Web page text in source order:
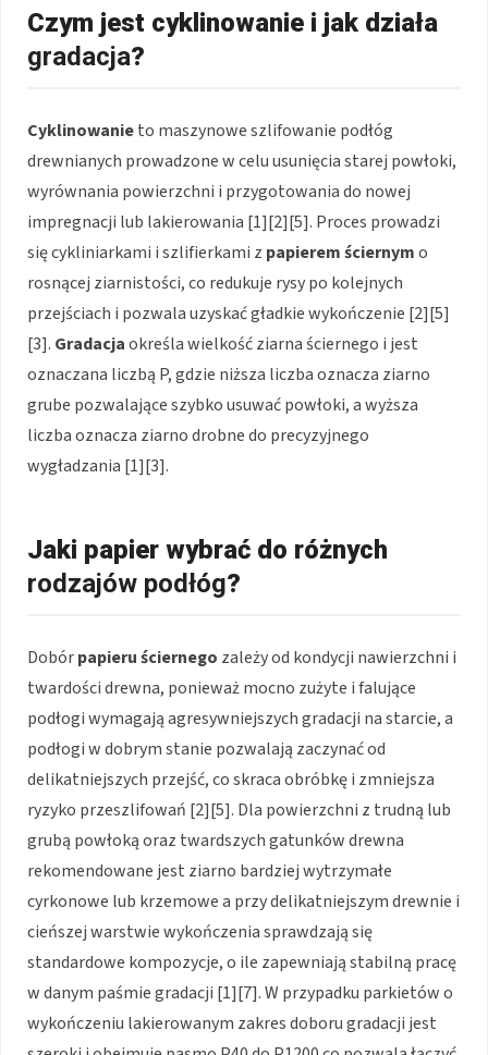
Czym jest cyklinowanie i jak działa
gradacja?
Cyklinowanieto maszynowe szlifowanie podłóg
drewnianych prowadzone w celu usunięcia starej powłoki,
wyrównania powierzchni i przygotowania do nowej
impregnacji lub lakierowania [1][2][5]. Proces prowadzi
się cykliniarkami i szlifierkami z papierem ściernymo
rosnącej ziarnistości, co redukuje rysy po kolejnych
przejściach i pozwala uzyskać gładkie wykończenie [2][5]
[3]. Gradacjaokreśla wielkość ziarna ściernego i jest
oznaczana liczbą P, gdzie niższa liczba oznacza ziarno
grube pozwalające szybko usuwać powłoki, a wyższa
liczba oznacza ziarno drobne do precyzyjnego
wygładzania [1][3].
Jaki papier wybrać do różnych
rodzajów podłóg?
Dobórpapieru ściernego zależy od kondycji nawierzchni i
twardości drewna, ponieważ mocno zużyte i falujące
podłogi wymagają agresywniejszych gradacji na starcie, a
podłogi w dobrym stanie pozwalają zaczynać od
delikatniejszych przejść, co skraca obróbkę i zmniejsza
ryzyko przeszlifowań [2][5]. Dla powierzchni z trudną lub
grubą powłoką oraz twardszych gatunków drewna
rekomendowane jest ziarno bardziej wytrzymałe
cyrkonowe lub krzemowe a przy delikatniejszym drewnie i
cieńszej warstwie wykończenia sprawdzają się
standardowe kompozycje, o ile zapewniają stabilną pracę
w danym paśmie gradacji [1][7]. W przypadku parkietów o
wykończeniu lakierowanym zakres doboru gradacji jest